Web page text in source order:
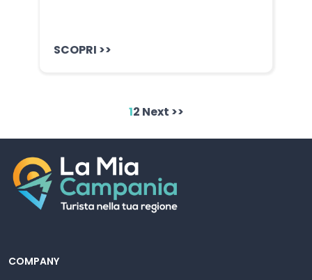
SCOPRI >>
12 Next >>
COMPANY